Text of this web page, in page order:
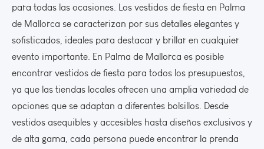
para todas las ocasiones. Los vestidos de fiesta en Palma
de Mallorca se caracterizan por sus detalles elegantes y
sofisticados, ideales para destacar y brillar en cualquier
evento importante. En Palma de Mallorca es posible
encontrar vestidos de fiesta para todos los presupuestos,
ya que las tiendas locales ofrecen una amplia variedad de
opciones que se adaptan a diferentes bolsillos. Desde
vestidos asequibles y accesibles hasta diseños exclusivos y
de alta gama, cada persona puede encontrar la prenda